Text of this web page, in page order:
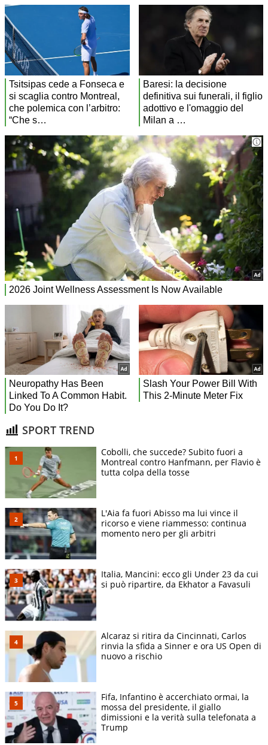
SPORT TREND
Cobolli, che succede? Subito fuori a
Montreal contro Hanfmann, per Flavio è
tutta colpa della tosse
L'Aia fa fuori Abisso ma lui vince il
ricorso e viene riammesso: continua
momento nero per gli arbitri
Italia, Mancini: ecco gli Under 23 da cui
si può ripartire, da Ekhator a Favasuli
Alcaraz si ritira da Cincinnati, Carlos
rinvia la sfida a Sinner e ora US Open di
nuovo a rischio
Fifa, Infantino è accerchiato ormai, la
mossa del presidente, il giallo
dimissioni e la verità sulla telefonata a
Trump